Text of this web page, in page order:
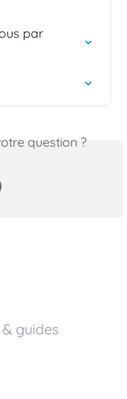
par
question ?